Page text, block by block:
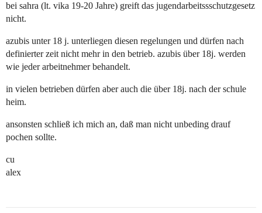
bei sahra (lt. vika 19-20 Jahre) greift das jugendarbeitssschutzgesetz
nicht.
azubis unter 18 j. unterliegen diesen regelungen und dürfen nach
definierter zeit nicht mehr in den betrieb. azubis über 18j. werden
wie jeder arbeitnehmer behandelt.
in vielen betrieben dürfen aber auch die über 18j. nach der schule
heim.
ansonsten schließ ich mich an, daß man nicht unbeding drauf
pochen sollte.
cu
alex